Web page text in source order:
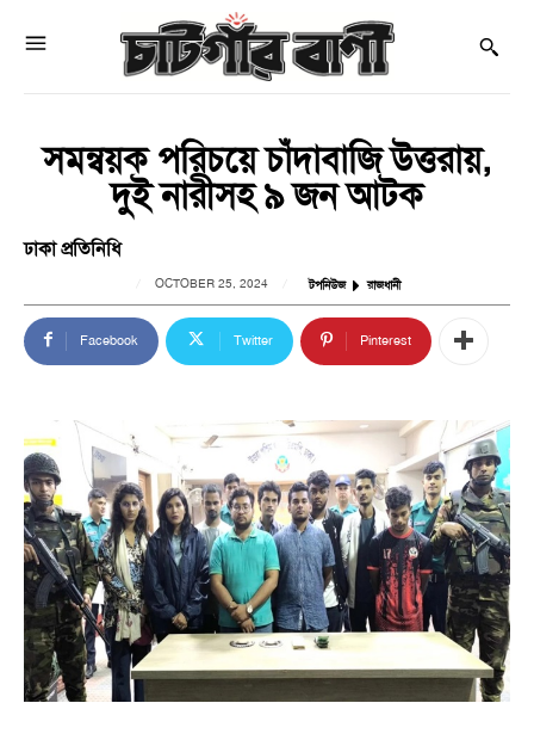
সমন্বয়ক পরিচয়ে চাঁদাবাজি উত্তরায়,
দুই নারীসহ ৯ জন আটক
ঢাকা প্রতিনিধি
OCTOBER 25, 2024 টপনিউজ রাজধানী
Facebook Twitter Pinterest